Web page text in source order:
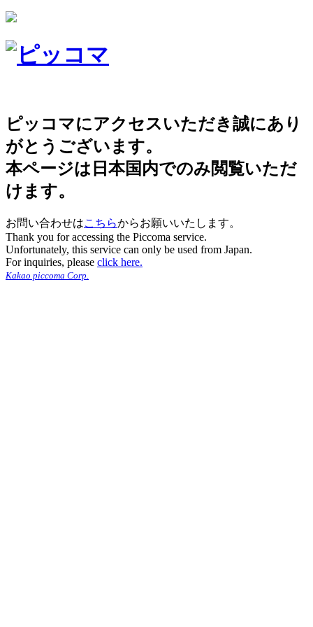
ピッコマにアクセスいただき誠にあり
がとうございます。
本ページは日本国内でのみ閲覧いただ
けます。
お問い合わせはこちらからお願いいたします。
Thank you for accessing the Piccoma service.
Unfortunately, this service can only be used from Japan.
For inquiries, please click here.
Kakao piccoma Corp.